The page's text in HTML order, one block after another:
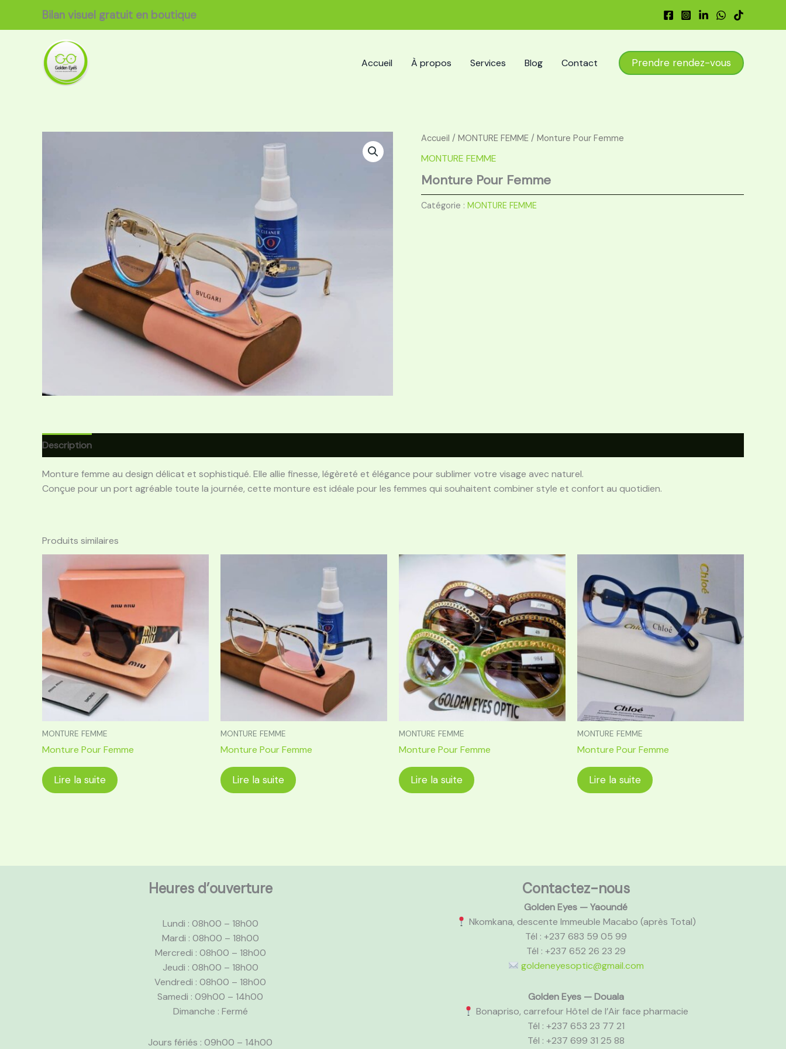
Bilan visuel gratuit en boutique
Accueil À propos Services Blog Contact Prendre rendez-vous
Accueil / MONTURE FEMME / Monture Pour Femme
MONTURE FEMME
Monture Pour Femme
Catégorie : MONTURE FEMME
Description
Monture femme au design délicat et sophistiqué. Elle allie finesse, légèreté et élégance pour sublimer votre visage avec naturel.
Conçue pour un port agréable toute la journée, cette monture est idéale pour les femmes qui souhaitent combiner style et confort au quotidien.
Produits similaires
MONTURE FEMME
Monture Pour Femme
Lire la suite
MONTURE FEMME
Monture Pour Femme
Lire la suite
MONTURE FEMME
Monture Pour Femme
Lire la suite
MONTURE FEMME
Monture Pour Femme
Lire la suite
Heures d’ouverture
Lundi : 08h00 – 18h00
Mardi : 08h00 – 18h00
Mercredi : 08h00 – 18h00
Jeudi : 08h00 – 18h00
Vendredi : 08h00 – 18h00
Samedi : 09h00 – 14h00
Dimanche : Fermé
Jours fériés : 09h00 – 14h00
Contactez-nous
Golden Eyes — Yaoundé
Nkomkana, descente Immeuble Macabo (après Total)
Tél : +237 683 59 05 99
Tél : +237 652 26 23 29
goldeneyesoptic@gmail.com
Golden Eyes — Douala
Bonapriso, carrefour Hôtel de l’Air face pharmacie
Tél : +237 653 23 77 21
Tél : +237 699 31 25 88